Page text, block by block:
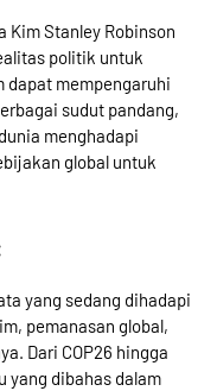
Kim Stanley Robinson
politik untuk
dapat mempengaruhi
sudut pandang,
menghadapi
global untuk
yang sedang dihadapi
pemanasan global,
Dari COP26 hingga
yang dibahas dalam